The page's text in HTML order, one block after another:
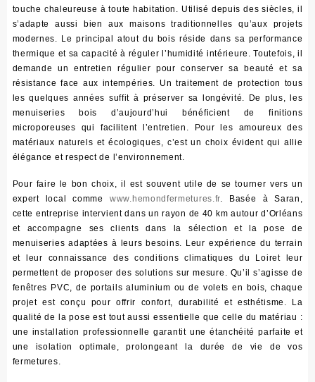
touche chaleureuse à toute habitation. Utilisé depuis des siècles, il
s’adapte aussi bien aux maisons traditionnelles qu’aux projets
modernes. Le principal atout du bois réside dans sa performance
thermique et sa capacité à réguler l’humidité intérieure. Toutefois, il
demande un entretien régulier pour conserver sa beauté et sa
résistance face aux intempéries. Un traitement de protection tous
les quelques années suffit à préserver sa longévité . De plus, les
menuiseries bois d’aujourd’hui bénéficient de finitions
microporeuses qui facilitent l’entretien. Pour les amoureux des
matériaux naturels et écologiques, c’est un choix évident qui allie
élégance et respect de l’environnement.
Pour faire le bon choix, il est souvent utile de se tourner vers un
expert local comme www.hemondfermetures.fr . Basée à Saran,
cette entreprise intervient dans un rayon de 40 km autour d’Orléans
et accompagne ses clients dans la sélection et la pose de
menuiseries adaptées à leurs besoins. Leur expérience du terrain
et leur connaissance des conditions climatiques du Loiret leur
permettent de proposer des solutions sur mesure
. Qu’il s’agisse de
fenêtres PVC, de portails aluminium ou de volets en bois, chaque
projet est conçu pour offrir confort, durabilité et esthétisme. La
qualité de la pose est tout aussi essentielle que celle du matériau :
une installation professionnelle garantit une étanchéité parfaite et
une isolation optimale, prolongeant la durée de vie de vos
fermetures.